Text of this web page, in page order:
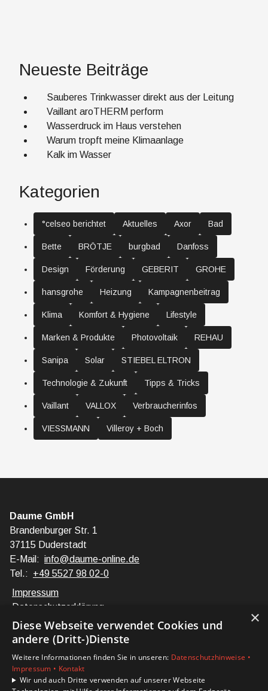
Neueste Beiträge
Sauberes Trinkwasser direkt aus der Leitung
Vaillant aroTHERM perform
Wasserdruck im Haus verstehen
Warum tropft meine Klimaanlage
Kalk im Wasser
Kategorien
°celseo berichtet Aktuelles Axor Bad
Bette BRÖTJE burgbad Danfoss
Design Förderung GEBERIT GROHE
hansgrohe Heizung Kampagnenbeitrag
Klima Komfort & Hygiene Lifestyle
Marken & Produkte Photovoltaik REHAU
Sanipa Solar STIEBEL ELTRON
Technologie & Zukunft Tipps & Tricks
Vaillant VALLOX Verbraucherinfos
VIESSMANN Villeroy + Boch
Daume GmbH
Brandenburger Str. 1
37115 Duderstadt
E-Mail: info@daume-online.de
Tel.: +49 5527 98 02-0
Impressum
Datenschutzerklärung
Barrierefreiheitserklärung
Privatkunden
Karriere
×
Diese Webseite verwendet Cookies und
andere (Dritt-)Dienste
Weitere Informationen finden Sie in unseren: Datenschutzhinweise •
Impressum • Kontakt
Wir und auch Dritte verwenden auf unserer Webseite